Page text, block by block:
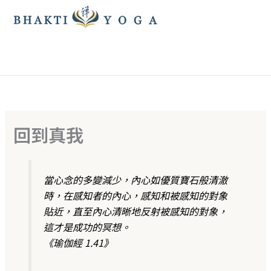
容
回到真我
當心念的多變減少，內心如優質寶石般清澈
時，在感知者的內心，感知和被感知的對象
貼近，直至內心清晰地反射被感知的對象，
這才是成功的冥想。
《瑜伽經 1.41》